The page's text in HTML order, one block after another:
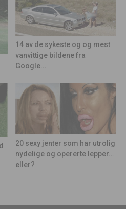
14 av de sykeste og og mest
vanvittige bildene fra
Google...
20 sexy jenter som har utrolig
nydelige og opererte lepper…
eller?